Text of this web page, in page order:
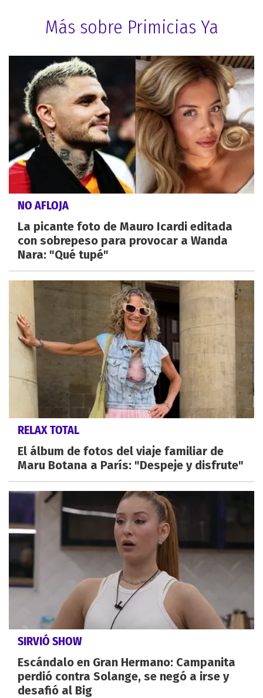
Más sobre Primicias Ya
NO AFLOJA
La picante foto de Mauro Icardi editada
con sobrepeso para provocar a Wanda
Nara: "Qué tupé"
RELAX TOTAL
El álbum de fotos del viaje familiar de
Maru Botana a París: "Despeje y disfrute"
SIRVIÓ SHOW
Escándalo en Gran Hermano: Campanita
perdió contra Solange, se negó a irse y
desafió al Big